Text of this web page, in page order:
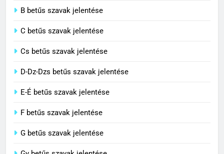
C BETŰS SZAVAK JELENTÉSE
3
4
B betűs szavak jelentése
C betűs szavak jelentése
Cs betűs szavak jelentése
D-Dz-Dzs betűs szavak jelentése
E-É betűs szavak jelentése
F betűs szavak jelentése
G betűs szavak jelentése